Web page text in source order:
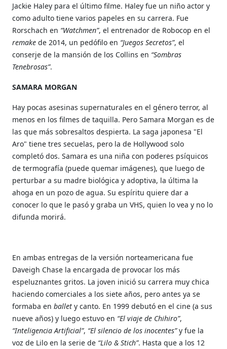
Jackie Haley para el último filme. Haley fue un niño actor y
como adulto tiene varios papeles en su carrera. Fue
Rorschach en “Watchmen”, el entrenador de Robocop en el
remakede 2014, un pedófilo en “Juegos Secretos”, el
conserje de la mansión de los Collins en “Sombras
Tenebrosas”.
SAMARA MORGAN
Hay pocas asesinas supernaturales en el género terror, al
menos en los filmes de taquilla. Pero Samara Morgan es de
las que más sobresaltos despierta. La saga japonesa "El
Aro" tiene tres secuelas, pero la de Hollywood solo
completó dos. Samara es una niña con poderes psíquicos
de termografía (puede quemar imágenes), que luego de
perturbar a su madre biológica y adoptiva, la última la
ahoga en un pozo de agua. Su espíritu quiere dar a
conocer lo que le pasó y graba un VHS, quien lo vea y no lo
difunda morirá.
En ambas entregas de la versión norteamericana fue
Daveigh Chase la encargada de provocar los más
espeluznantes gritos. La joven inició su carrera muy chica
haciendo comerciales a los siete años, pero antes ya se
formaba enballety canto. En 1999 debutó en el cine (a sus
nueve años) y luego estuvo en “El viaje de Chihiro”,
“Inteligencia Artificial”, “El silencio de los inocentes”y fue la
voz de Lilo en la serie de “Lilo & Stich”. Hasta que a los 12